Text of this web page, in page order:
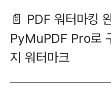
📄 PDF 워터마킹
PyMuPDF Pro로
지 워터마크